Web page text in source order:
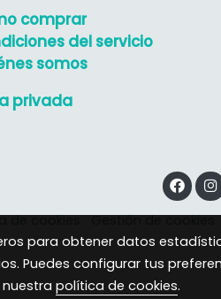
comprar
del servicio
somos
privada
de cookies Gestión de cookies
para obtener datos
Puedes configurar tus
política de cookies.